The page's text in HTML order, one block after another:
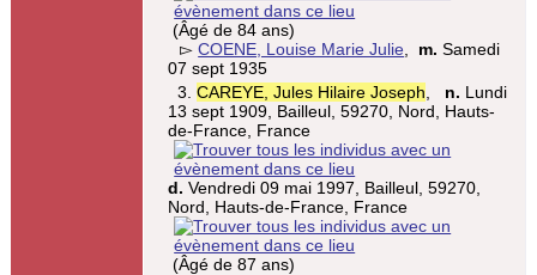
(Âgé de 84 ans)
▻COENE, Louise Marie Julie m. Samedi
07 sept 1935
3.CAREYE, Jules Hilaire Joseph n. Lundi
13 sept 1909, Bailleul, 59270, Nord, Hauts-
de-France, France
d. Vendredi 09 mai 1997, Bailleul, 59270,
Nord, Hauts-de-France, France
(Âgé de 87 ans)